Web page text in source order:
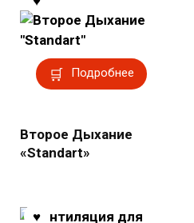
Подробнее
Второе Дыхание
«Standart»